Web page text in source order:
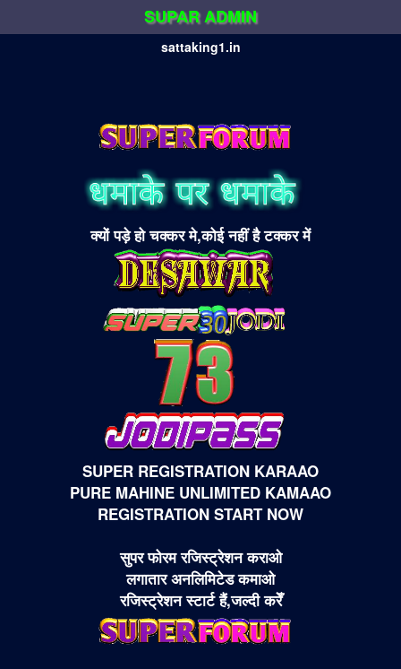
SUPAR ADMIN
sattaking1.in
क्यों पड़े हो चक्कर मे,कोई नहीं है टक्कर में
SUPER REGISTRATION KARAAO
PURE MAHINE UNLIMITED KAMAAO
REGISTRATION START NOW
सुपर फोरम रजिस्ट्रेशन कराओ
लगातार अनलिमिटेड कमाओ
रजिस्ट्रेशन स्टार्ट हैं,जल्दी करेँ